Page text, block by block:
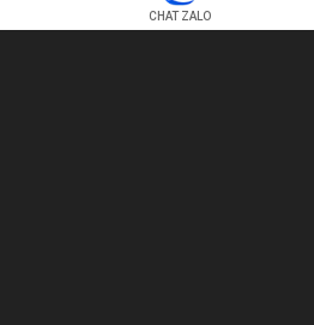
CHAT ZALO